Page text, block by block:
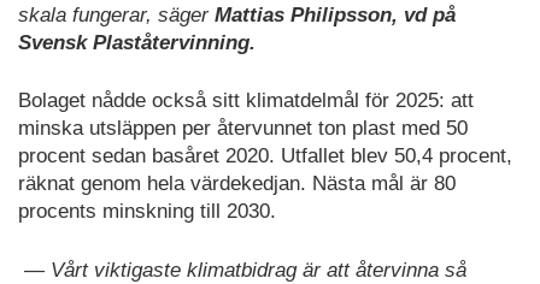
skala fungerar, sägerMattias Philipsson, vd på
Svensk Plaståtervinning.
Bolaget nådde också sitt klimatdelmål för 2025: att
minska utsläppen per återvunnet ton plast med 50
procent sedan basåret 2020. Utfallet blev 50,4 procent,
räknat genom hela värdekedjan. Nästa mål är 80
procents minskning till 2030.
— Vårt viktigaste klimatbidrag är att återvinna så